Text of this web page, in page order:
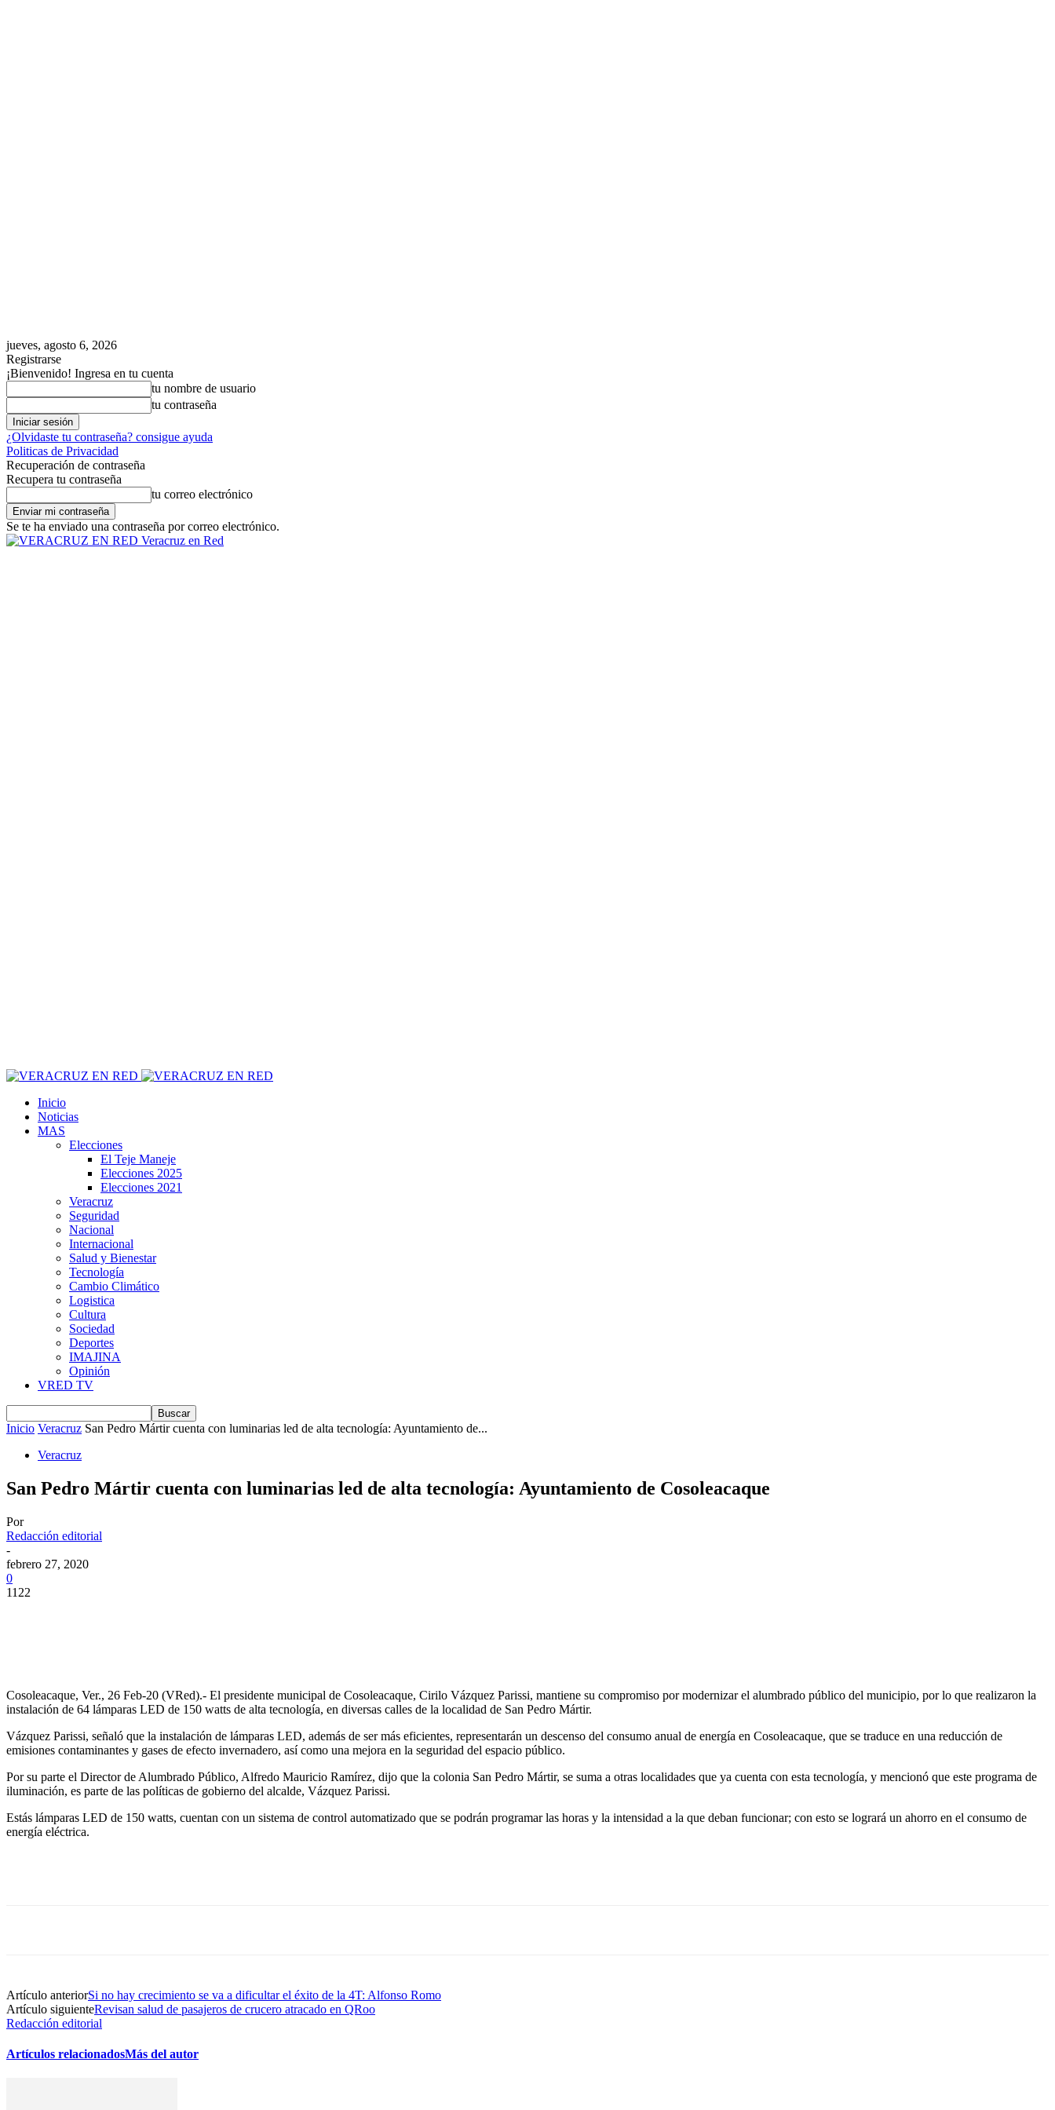
jueves, agosto 6, 2026
Registrarse
¡Bienvenido! Ingresa en tu cuenta
tu nombre de usuario
tu contraseña
¿Olvidaste tu contraseña? consigue ayuda
Politicas de Privacidad
Recuperación de contraseña
Recupera tu contraseña
tu correo electrónico
Se te ha enviado una contraseña por correo electrónico.
Veracruz en Red
Inicio
Noticias
MAS
Elecciones
El Teje Maneje
Elecciones 2025
Elecciones 2021
Veracruz
Seguridad
Nacional
Internacional
Salud y Bienestar
Tecnología
Cambio Climático
Logistica
Cultura
Sociedad
Deportes
IMAJINA
Opinión
VRED TV
Inicio Veracruz San Pedro Mártir cuenta con luminarias led de alta tecnología: Ayuntamiento de...
Veracruz
San Pedro Mártir cuenta con luminarias led de alta tecnología: Ayuntamiento de Cosoleacaque
Por
Redacción editorial
-
febrero 27, 2020
0
1122
Cosoleacaque, Ver., 26 Feb-20 (VRed).- El presidente municipal de Cosoleacaque, Cirilo Vázquez Parissi, mantiene su compromiso por modernizar el alumbrado público del municipio, por lo que realizaron la
instalación de 64 lámparas LED de 150 watts de alta tecnología, en diversas calles de la localidad de San Pedro Mártir.
Vázquez Parissi, señaló que la instalación de lámparas LED, además de ser más eficientes, representarán un descenso del consumo anual de energía en Cosoleacaque, que se traduce en una reducción de
emisiones contaminantes y gases de efecto invernadero, así como una mejora en la seguridad del espacio público.
Por su parte el Director de Alumbrado Público, Alfredo Mauricio Ramírez, dijo que la colonia San Pedro Mártir, se suma a otras localidades que ya cuenta con esta tecnología, y mencionó que este programa de
iluminación, es parte de las políticas de gobierno del alcalde, Vázquez Parissi.
Estás lámparas LED de 150 watts, cuentan con un sistema de control automatizado que se podrán programar las horas y la intensidad a la que deban funcionar; con esto se logrará un ahorro en el consumo de
energía eléctrica.
Artículo anteriorSi no hay crecimiento se va a dificultar el éxito de la 4T: Alfonso Romo
Artículo siguienteRevisan salud de pasajeros de crucero atracado en QRoo
Redacción editorial
Artículos relacionadosMás del autor